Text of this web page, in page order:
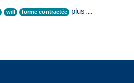
will forme contractée
plus…